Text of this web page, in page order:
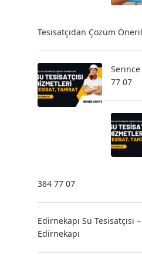
Tesisatçıdan Çözüm
Serince
77 07
384 77 07
Edirnekapı Su Tesisatçısı
Edirnekapı